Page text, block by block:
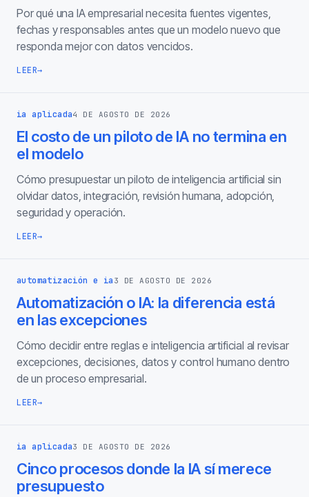
Por qué una IA empresarial necesita fuentes vigentes,
fechas y responsables antes que un modelo nuevo que
responda mejor con datos vencidos.
LEER→
ia aplicada4 DE AGOSTO DE 2026
El costo de un piloto de IA no termina en
el modelo
Cómo presupuestar un piloto de inteligencia artificial sin
olvidar datos, integración, revisión humana, adopción,
seguridad y operación.
LEER→
automatización e ia 3 DE AGOSTO DE 2026
Automatización o IA: la diferencia está
en las excepciones
Cómo decidir entre reglas e inteligencia artificial al revisar
excepciones, decisiones, datos y control humano dentro
de un proceso empresarial.
LEER→
ia aplicada3 DE AGOSTO DE 2026
Cinco procesos donde la IA sí merece
presupuesto